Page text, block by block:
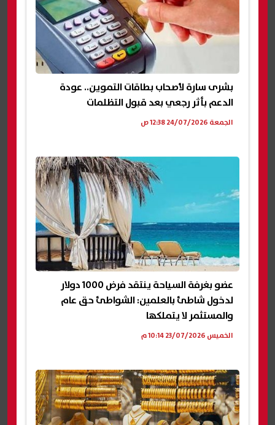
بشرى سارة لأصحاب بطاقات التموين.. عودة
الدعم بأثر رجعي بعد قبول التظلمات
الجمعة 24/07/2026 12:38 ص
عضو بغرفة السياحة ينتقد فرض 1000 دولار
لدخول شاطئ بالعلمين: الشواطئ حق عام
والمستثمر لا يتملكها
الخميس 23/07/2026 10:14 م